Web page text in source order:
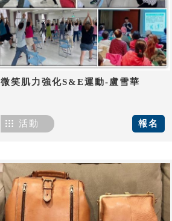
微笑肌力強化S&E運動-盧雪華
報名
活動